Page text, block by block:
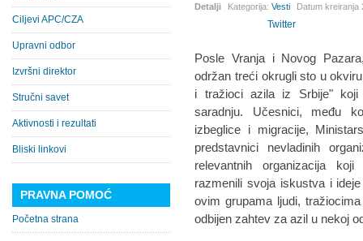
Detalji Kategorija:Vesti Datum kreiranja
Twitter
Posle Vranja i Novog
održan treći okrugli sto u
i tražioci azila iz Srbije" koji
saradnju. Učesnici, među
izbeglice i migracije,
predstavnici nevladinih
relevantnih organizacija
razmenili svoja iskustva i
ovim grupama ljudi,
odbijen zahtev za azil u nekoj
Ciljevi APC/CZA
Upravni odbor
Izvršni direktor
Stručni savet
Aktivnosti i rezultati
Bliski linkovi
PRAVNA POMOĆ
Početna strana